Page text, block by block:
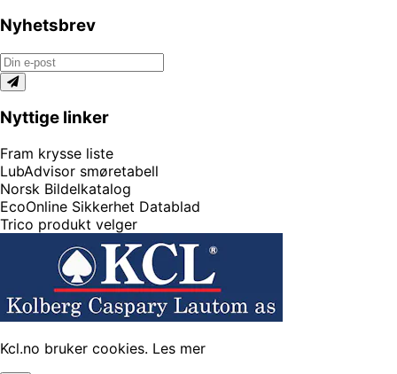
Nyhetsbrev
Nyttige linker
Fram krysse liste
LubAdvisor smøretabell
Norsk Bildelkatalog
EcoOnline Sikkerhet Datablad
Trico produkt velger
Kcl.no bruker cookies. Les mer